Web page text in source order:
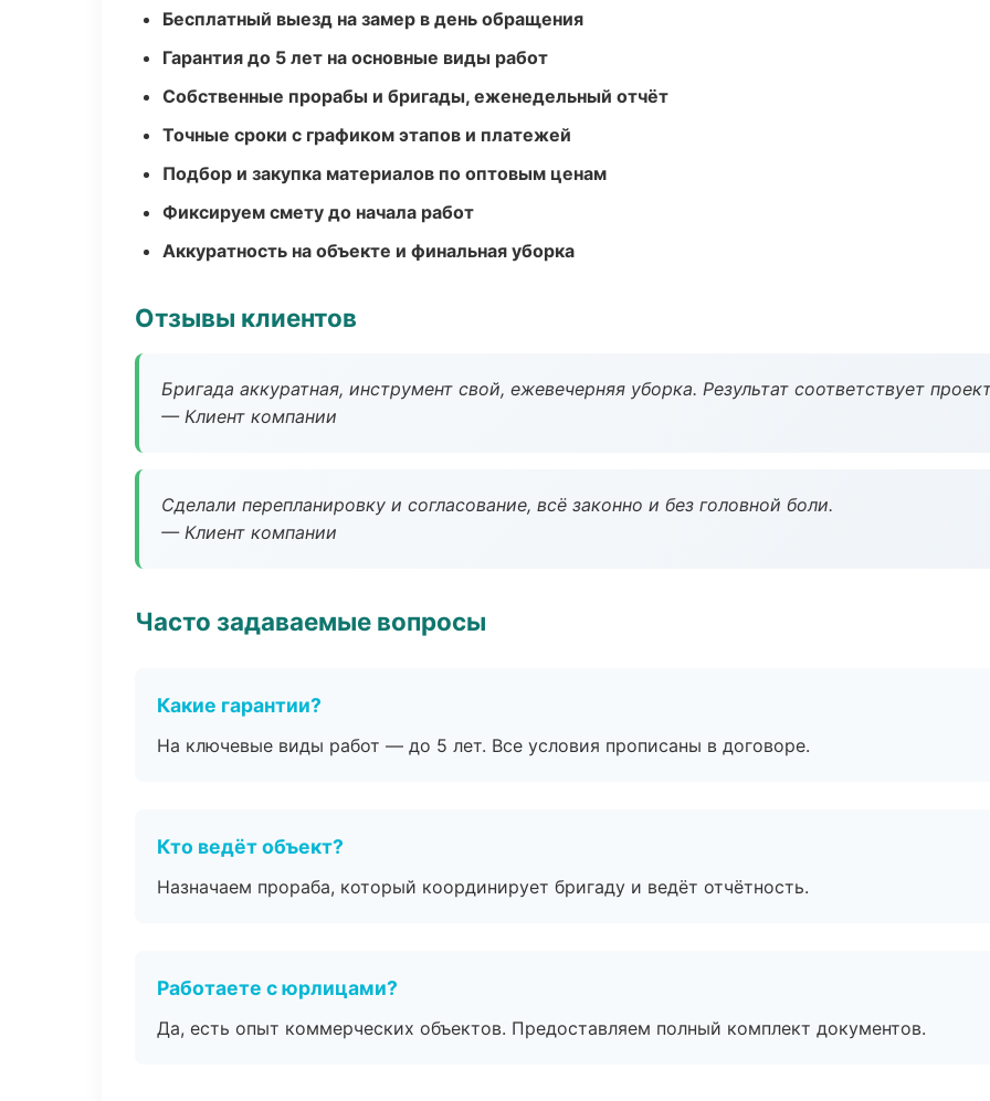
Бесплатный выезд на замер в день обращения
Гарантия до 5 лет на основные виды работ
Собственные прорабы и бригады, еженедельный отчёт
Точные сроки с графиком этапов и платежей
Подбор и закупка материалов по оптовым ценам
Фиксируем смету до начала работ
Аккуратность на объекте и финальная уборка
Отзывы клиентов
Бригада аккуратная, инструмент свой, ежевечерняя уборка. Результат соответствует
— Клиент компании
Сделали перепланировку и согласование, всё законно и без головной боли.
— Клиент компании
Часто задаваемые вопросы
Какие гарантии?
На ключевые виды работ — до 5 лет. Все условия прописаны в договоре.
Кто ведёт объект?
Назначаем прораба, который координирует бригаду и ведёт отчётность.
Работаете с юрлицами?
Да, есть опыт коммерческих объектов. Предоставляем полный комплект документов.